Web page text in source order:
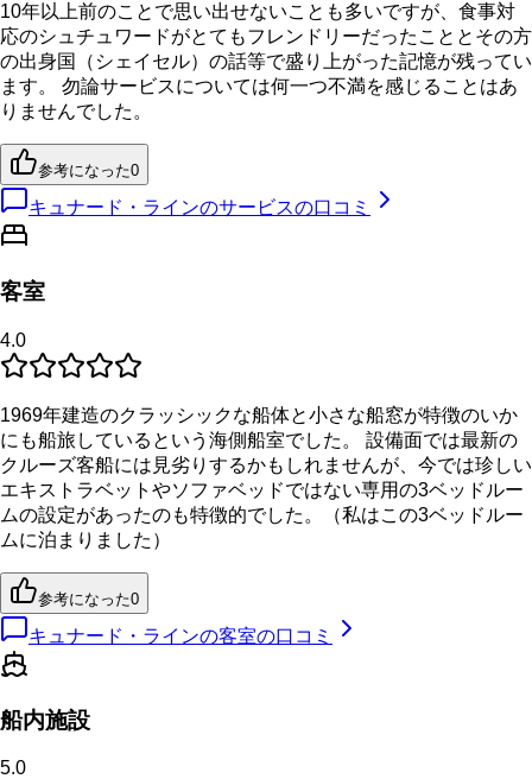
10年以上前のことで思い出せないことも多いですが、食事対
応のシュチュワードがとてもフレンドリーだったこととその方
の出身国（シェイセル）の話等で盛り上がった記憶が残ってい
ます。 勿論サービスについては何一つ不満を感じることはあ
りませんでした。
参考になった0
キュナード・ラインのサービスの口コミ
客室
4.0
1969年建造のクラッシックな船体と小さな船窓が特徴のいか
にも船旅しているという海側船室でした。 設備面では最新の
クルーズ客船には見劣りするかもしれませんが、今では珍しい
エキストラベットやソファベッドではない専用の3ベッドルー
ムの設定があったのも特徴的でした。（私はこの3ベッドルー
ムに泊まりました）
参考になった0
キュナード・ラインの客室の口コミ
船内施設
5.0